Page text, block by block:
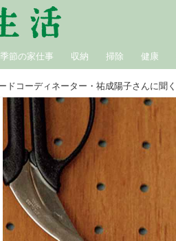
季節の家仕事 収納 掃除 健康